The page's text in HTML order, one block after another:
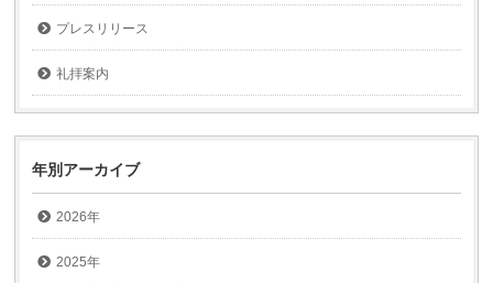
プレスリリース
礼拝案内
年別アーカイブ
2026年
2025年